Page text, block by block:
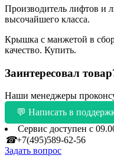
Производитель лифтов и
высочайшего класса.
Крышка с манжетой в
качество. Купить.
Заинтересовал
Наши менеджеры
💬 Написать в
Сервис доступен с
☎+7(495)589-62-56
Задать вопрос